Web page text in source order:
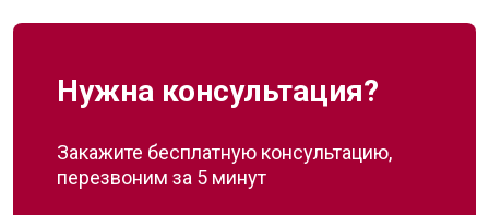
Нужна консультация?
Закажите бесплатную консультацию,
перезвоним за 5 минут